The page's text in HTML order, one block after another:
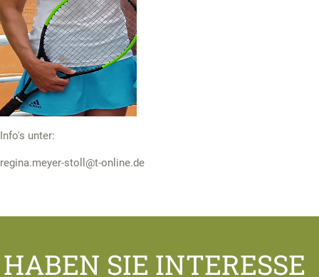
Info's unter:
regina.meyer-stoll@t-online.de
HABEN SIE INTERESSE